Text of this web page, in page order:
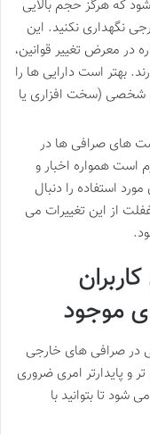
که هرگز حجم بالایی
نگهداری نکنید. این
در معرض تغییر قوانین،
بهتر است دارایی ها را
شخصی (سخت افزاری یا
های صرافی ها در
است همواره اخبار و
استفاده را دنبال
از این تغییرات می
موجود
در صرافی های خارجی
و پایدارتر امری ضروری
شود تا بتوانید با